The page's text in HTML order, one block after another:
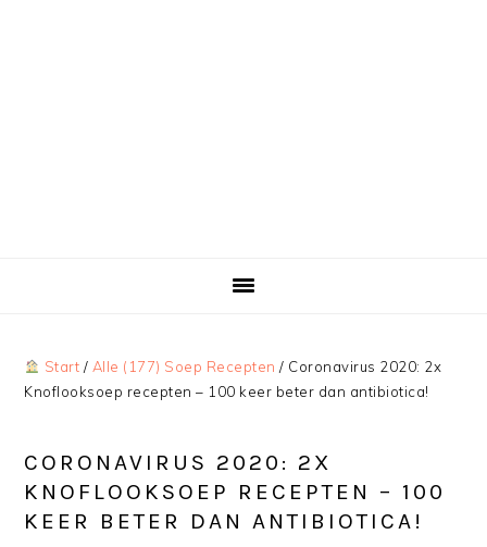
Start / Alle (177) Soep Recepten / Coronavirus 2020: 2x
Knoflooksoep recepten – 100 keer beter dan antibiotica!
CORONAVIRUS 2020: 2X
KNOFLOOKSOEP RECEPTEN – 100
KEER BETER DAN ANTIBIOTICA!